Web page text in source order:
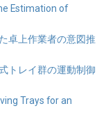
Estimation of
卓上作業者の意図推
トレイ群の運動制御
Trays for an